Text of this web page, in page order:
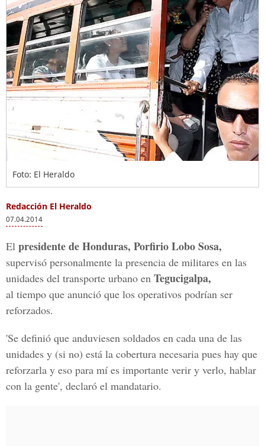
Foto: El Heraldo
Redacción El Heraldo
07.04.2014
El presidente de Honduras, Porfirio Lobo Sosa,
supervisó personalmente la presencia de militares en las
unidades del transporte urbano en Tegucigalpa,
al tiempo que anunció que los operativos podrían ser
reforzados.
'Se definió que anduviesen soldados en cada una de las
unidades y (si no) está la cobertura necesaria pues hay que
reforzarla y eso para mí es importante verir y verlo, hablar
con la gente', declaró el mandatario.